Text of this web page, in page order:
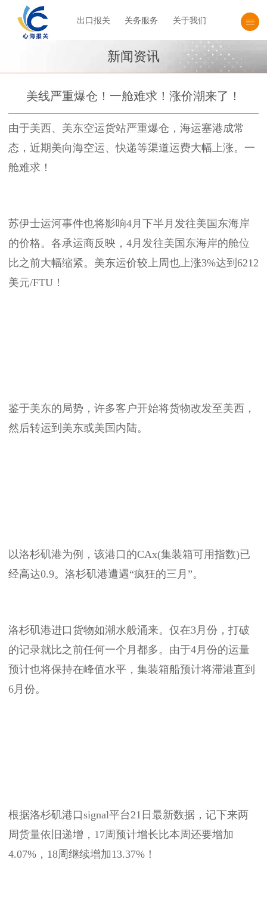
出口报关 关务服务 关于我们
新闻资讯
美线严重爆仓！一舱难求！涨价潮来了！
由于美西、美东空运货站严重爆仓，海运塞港成常
态，近期美向海空运、快递等渠道运费大幅上涨。一
舱难求！
苏伊士运河事件也将影响4月下半月发往美国东海岸
的价格。各承运商反映，4月发往美国东海岸的舱位
比之前大幅缩紧。美东运价较上周也上涨3%达到6212
美元/FTU！
鉴于美东的局势，许多客户开始将货物改发至美西，
然后转运到美东或美国内陆。
以洛杉矶港为例，该港口的CAx(集装箱可用指数)已
经高达0.9。洛杉矶港遭遇“疯狂的三月”。
洛杉矶港进口货物如潮水般涌来。仅在3月份，打破
的记录就比之前任何一个月都多。由于4月份的运量
预计也将保持在峰值水平，集装箱船预计将滞港直到
6月份。
根据洛杉矶港口signal平台21日最新数据，记下来两
周货量依旧递增，17周预计增长比本周还要增加
4.07%，18周继续增加13.37%！